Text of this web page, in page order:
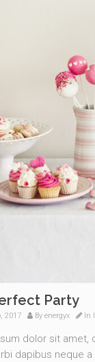
Party
2017 By energyx In
dolor sit amet,
dapibus neque